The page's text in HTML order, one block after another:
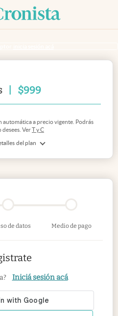
$999
del plan
automática a precio vigente. Podrás
VerT y C
de datos Medio de pago
Iniciá sesión acá